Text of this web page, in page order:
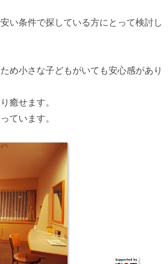
い条件で探している方にとって検討し
め小さな子どもがいても安心感があり
癒せます。
ています。